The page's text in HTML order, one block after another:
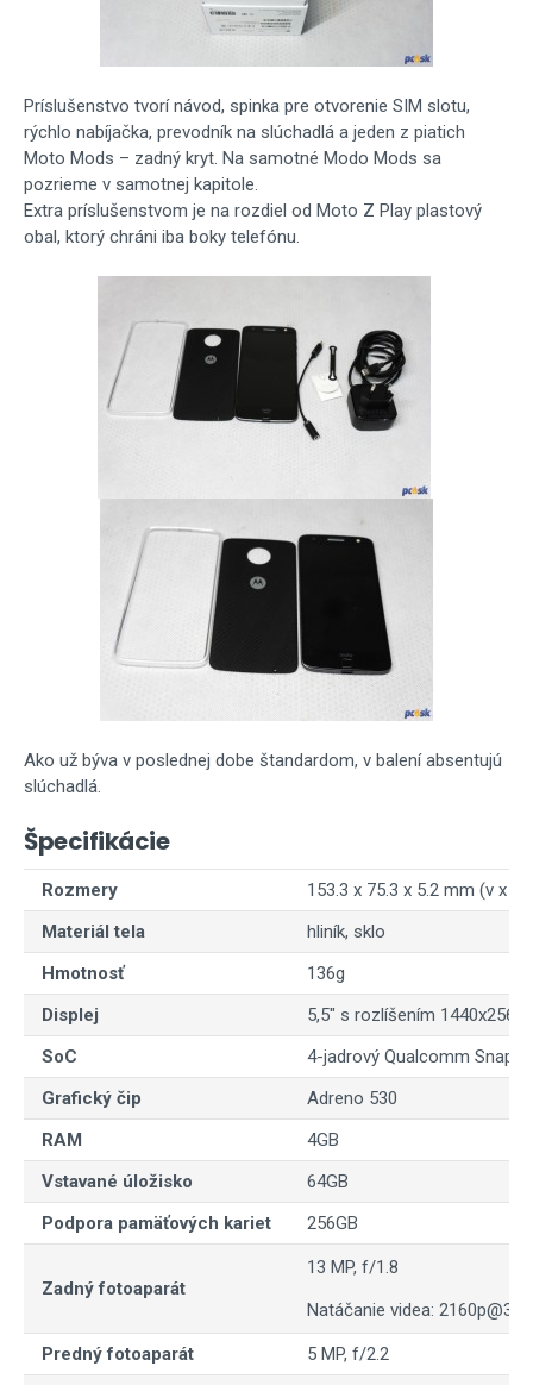
Príslušenstvo tvorí návod, spinka pre otvorenie SIM slotu,
rýchlo nabíjačka, prevodník na slúchadlá a jeden z piatich
Moto Mods – zadný kryt. Na samotné Modo Mods sa
pozrieme v samotnej kapitole.
Extra príslušenstvom je na rozdiel od Moto Z Play plastový
obal, ktorý chráni iba boky telefónu.
Ako už býva v poslednej dobe štandardom, v balení absentujú
slúchadlá.
Špecifikácie
Rozmery
153.3 x 75.3 x 5.2 mm (v x š
Materiál tela
hliník, sklo
Hmotnosť
136g
Displej
5,5" s rozlíšením
SoC
4-jadrový Qualcomm
Grafický čip
Adreno 530
RAM
4GB
Vstavané úložisko
64GB
Podpora pamäťových kariet
256GB
Zadný fotoaparát
13 MP, f/1.8
Natáčanie videa:
Predný fotoaparát 5 MP, f/2.2